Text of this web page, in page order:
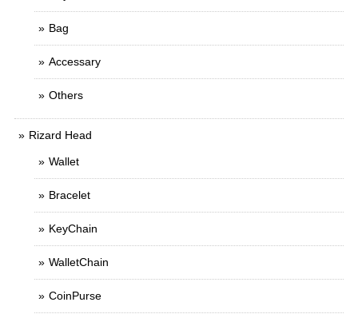
Bag
Accessary
Others
Rizard Head
Wallet
Bracelet
KeyChain
WalletChain
CoinPurse